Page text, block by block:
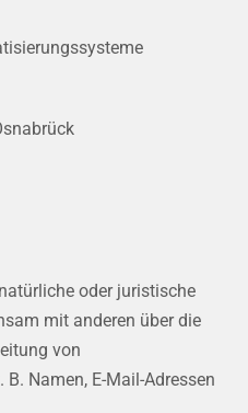
oder juristische
mit anderen über die
von
Namen, E-Mail-Adressen